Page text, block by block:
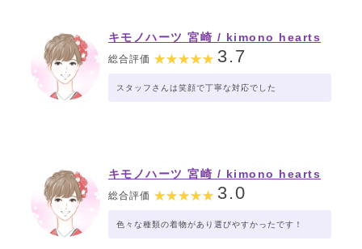
キモノハーツ 宮崎 / kimono hearts
総合評価 3.7
スタッフさんは笑顔で丁寧な対応でした
キモノハーツ 宮崎 / kimono hearts
Miyazaki
総合評価 3.0
色々な種類の着物があり選びやすかったです！